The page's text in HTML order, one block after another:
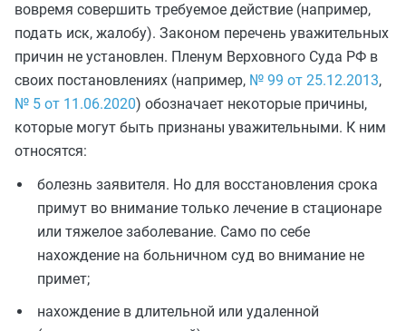
вовремя совершить требуемое действие (например,
подать иск, жалобу). Законом перечень уважительных
причин не установлен. Пленум Верховного Суда РФ в
своих постановлениях (например, № 99 от 25.12.2013,
№ 5 от 11.06.2020) обозначает некоторые причины,
которые могут быть признаны уважительными. К ним
относятся:
болезнь заявителя. Но для восстановления срока
примут во внимание только лечение в стационаре
или тяжелое заболевание. Само по себе
нахождение на больничном суд во внимание не
примет;
нахождение в длительной или удаленной